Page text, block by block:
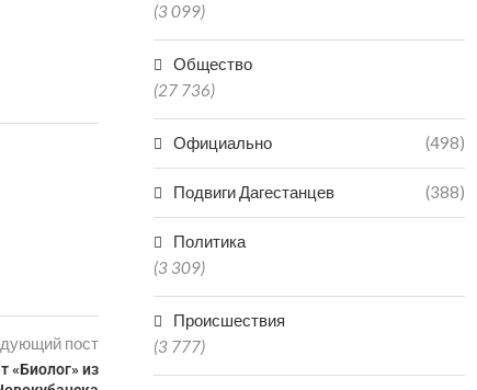
пост
«Биолог» из
(3 099)
Общество
(27 736)
Официально (498)
Подвиги Дагестанцев (388)
Политика
(3 309)
Происшествия
(3 777)